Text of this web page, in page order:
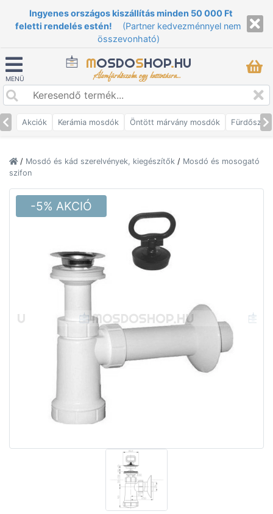
Ingyenes országos kiszállítás minden 50 000 Ft
feletti rendelés estén!
(Partner kedvezménnyel nem
összevonható)
MENÜ
MOSDOSHOP.HU
Álomfürdőszoba egy kattintásra...
Akciók Kerámia mosdók Öntött márvány mosdók
/ Mosdó és kád szerelvények, kiegészítők / Mosdó és mosogató
szifon
-5% AKCIÓ